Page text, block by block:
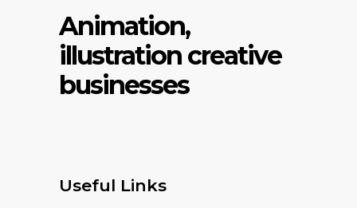
Animation,
illustration creative
businesses
Useful Links